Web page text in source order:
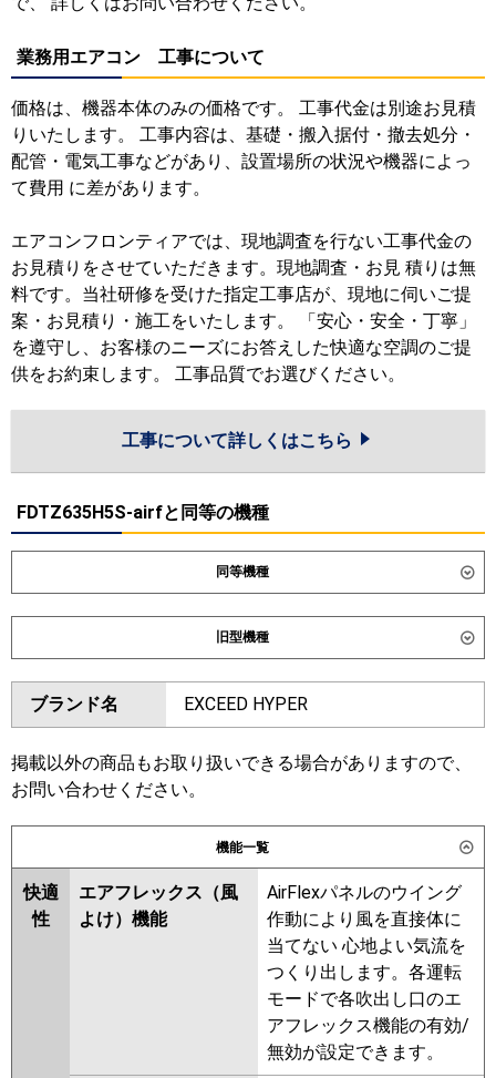
業務用エアコン 工事について
価格は、機器本体のみの価格です。 工事代金は別途お見積
りいたします。 工事内容は、基礎・搬入据付・撤去処分・
配管・電気工事などがあり、設置場所の状況や機器によっ
て費用 に差があります。
エアコンフロンティアでは、現地調査を行ない工事代金の
お見積りをさせていただきます。現地調査・お見 積りは無
料です。当社研修を受けた指定工事店が、現地に伺いご提
案・お見積り・施工をいたします。 「安心・安全・丁寧」
を遵守し、お客様のニーズにお答えした快適な空調のご提
供をお約束します。 工事品質でお選びください。
工事について詳しくはこちら
FDTZ635H5S-airfと同等の機種
同等機種
ダイキン SSRC63DT SSRC63DNT
SSRUC63DT
東芝 GUXA063131XU GUXA063131MUB
GUXA06313P1XU
三菱電機 PLZ-ZRMP63HLF6
PLZ-ZRMP63HFG6
日立 RCI-GP63RGH9
三菱重工 FDTZ636H6SA FDTZ636H6SA-rak
FDTZ636H6SA-airf
FDTZ636H6SA-osj
PA-P63U7GNC PA-P63U7GNCX
PA-P63U7GC
旧型機種
ダイキン SSRC63CT SSRC63CNT
SSRUC63CT SSRC63BYT
SSRC63BYNT SSRUC63BYT
SSRC63BJT SSRC63BJNT
SSRJC63BJT
SSRC63BCNT
東芝 GUXA06313XU GUXA06313MUB
GUXA06313PXU
GUXA06313PMUB
RUXA06333MUB RUXA06333XU
RUXA06333MU
PLZ-ZRMP63HLF5 PLZ-
ZRMP63HF5 PLZ-ZRMP63HBF5
ブランド名 EXCEED HYPER
掲載以外の商品もお取り扱いできる場合がありますので、
お問い合わせください。
機能一覧
快適
性
エアフレックス（風
よけ）機能
AirFlexパネルのウイング
作動により風を直接体に
当てない 心地よい気流を
つくり出します。各運転
モードで各吹出し口のエ
アフレックス機能の有効/
無効が設定できます。